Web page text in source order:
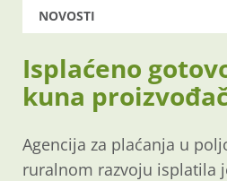
NOVOSTI
Isplaćeno
kuna
Agencija za plaćanja u
ruralnom razvoju isplatila